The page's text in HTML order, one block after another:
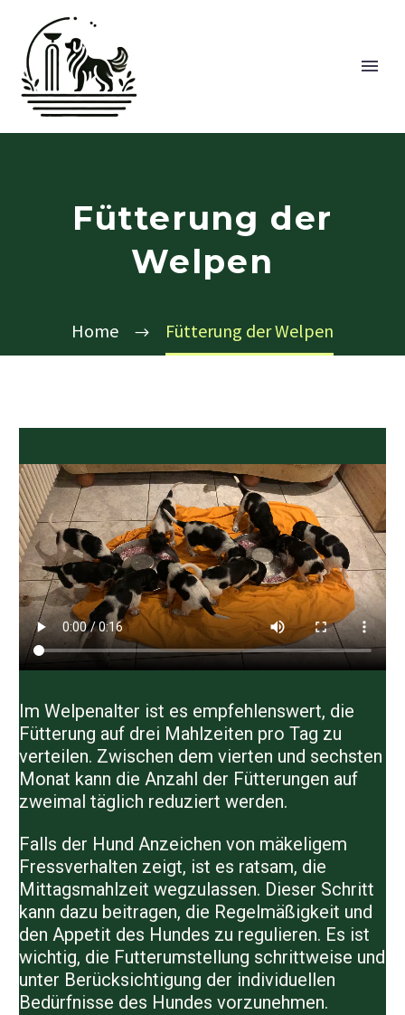
Fütterung der
Welpen
Home Fütterung der Welpen
Im Welpenalter ist es empfehlenswert, die
Fütterung auf drei Mahlzeiten pro Tag zu
verteilen. Zwischen dem vierten und sechsten
Monat kann die Anzahl der Fütterungen auf
zweimal täglich reduziert werden.
Falls der Hund Anzeichen von mäkeligem
Fressverhalten zeigt, ist es ratsam, die
Mittagsmahlzeit wegzulassen. Dieser Schritt
kann dazu beitragen, die Regelmäßigkeit und
den Appetit des Hundes zu regulieren. Es ist
wichtig, die Futterumstellung schrittweise und
unter Berücksichtigung der individuellen
Bedürfnisse des Hundes vorzunehmen.